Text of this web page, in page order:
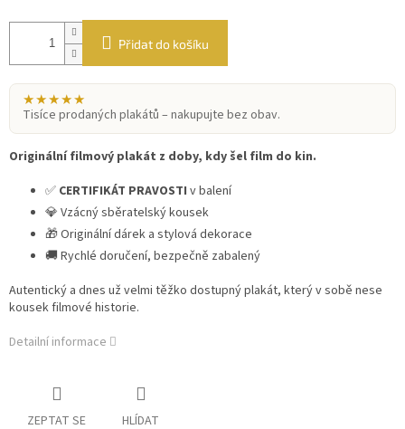
Přidat do košíku
★★★★★
Tisíce prodaných plakátů – nakupujte bez obav.
Originální filmový plakát z doby, kdy šel film do kin.
✅ CERTIFIKÁT PRAVOSTI v balení
💎 Vzácný sběratelský kousek
🎁 Originální dárek a stylová dekorace
🚚 Rychlé doručení, bezpečně zabalený
Autentický a dnes už velmi těžko dostupný plakát, který v sobě nese
kousek filmové historie.
Detailní informace
ZEPTAT SE HLÍDAT